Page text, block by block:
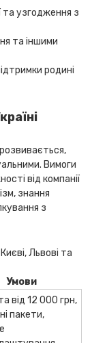
та узгодження з
та іншими
родині
Вимоги
від компанії
знання
з
Умови
Львові та
від 12 000 грн,
пакети,